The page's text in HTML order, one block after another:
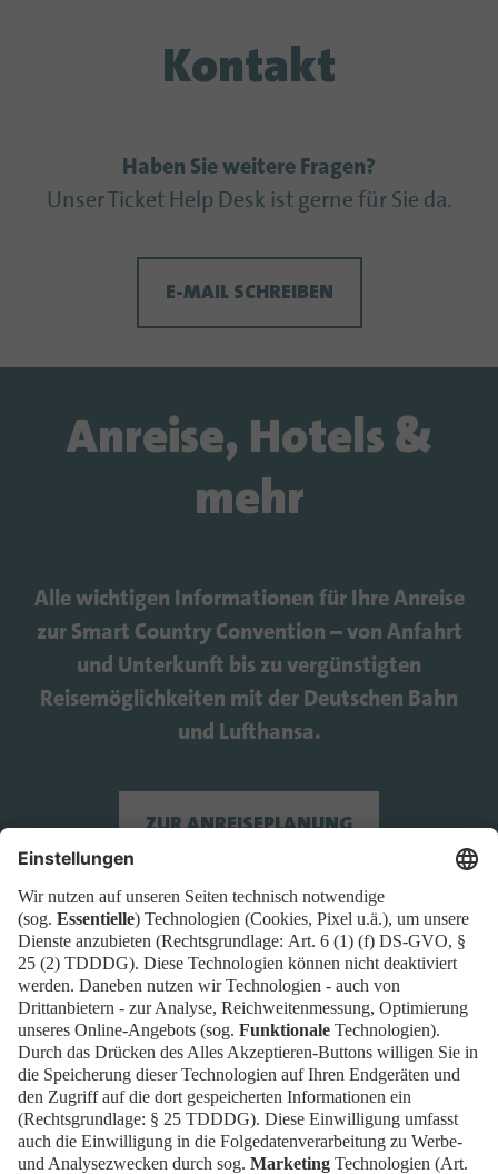
Kontakt
Haben Sie weitere Fragen?
Unser Ticket Help Desk ist gerne für Sie da.
E-MAIL SCHREIBEN
Anreise, Hotels &
mehr
Alle wichtigen Informationen für Ihre Anreise
zur Smart Country Convention – von Anfahrt
und Unterkunft bis zu vergünstigten
Reisemöglichkeiten mit der Deutschen Bahn
und Lufthansa.
ZUR ANREISEPLANUNG
TicketsNewsblog
EN
KontaktFAQDownloadsNewsletterImpressum
Datenschutz
Cookies
Erklärung zur BarrierefreiheitBarrierefrei